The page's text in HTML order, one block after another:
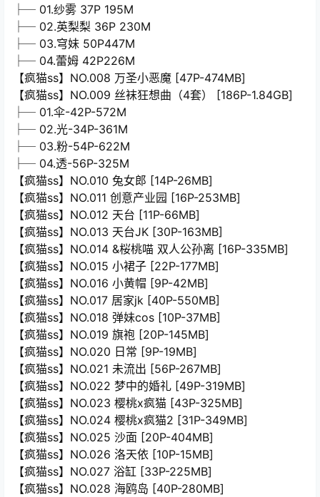
├─ 01.纱雾 37P 195M
├─ 02.英梨梨 36P 230M
├─ 03.穹妹 50P447M
├─ 04.蕾姆 42P226M
【疯猫ss】NO.008 万圣小恶魔 [47P-474MB]
【疯猫ss】NO.009 丝袜狂想曲（4套） [186P-1.84GB]
├─ 01.伞-42P-572M
├─ 02.光-34P-361M
├─ 03.粉-54P-622M
├─ 04.透-56P-325M
【疯猫ss】NO.010 兔女郎 [14P-26MB]
【疯猫ss】NO.011 创意产业园 [16P-253MB]
【疯猫ss】NO.012 天台 [11P-66MB]
【疯猫ss】NO.013 天台JK [30P-163MB]
【疯猫ss】NO.014 &桜桃喵 双人公孙离 [16P-335MB]
【疯猫ss】NO.015 小裙子 [22P-177MB]
【疯猫ss】NO.016 小黄帽 [9P-42MB]
【疯猫ss】NO.017 居家jk [40P-550MB]
【疯猫ss】NO.018 弹妹cos [10P-37MB]
【疯猫ss】NO.019 旗袍 [20P-145MB]
【疯猫ss】NO.020 日常 [9P-19MB]
【疯猫ss】NO.021 未流出 [56P-267MB]
【疯猫ss】NO.022 梦中的婚礼 [49P-319MB]
【疯猫ss】NO.023 樱桃x疯猫 [43P-325MB]
【疯猫ss】NO.024 樱桃x疯猫2 [31P-349MB]
【疯猫ss】NO.025 沙面 [20P-404MB]
【疯猫ss】NO.026 洛天依 [10P-15MB]
【疯猫ss】NO.027 浴缸 [33P-225MB]
【疯猫ss】NO.028 海鸥岛 [40P-280MB]